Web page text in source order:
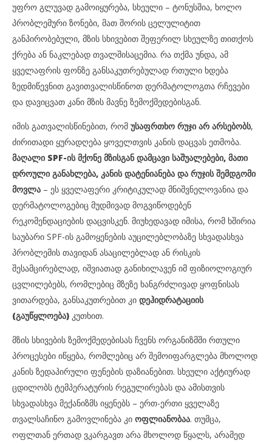
უფრო გლუვად გამოიყურება, სხეული – ტონუსშია, ხოლო
პრობლემური ზონები, მათ შორის ცელულიტით
განპირობებული, მზის სხივებით შეფერილ სხეულზე თითქოს
ქრება ან ნაკლებად თვალშისაცემია. რა თქმა უნდა, ამ
ყველაფრის ფონზე განსაკუთრებულად რთული ხდება
ზედმიწევნით გავითვალისწინოთ დერმატოლოგთა რჩევები
და დავიცვათ კანი მზის მავნე ზემოქმედებისგან.
იმის გათვალისწინებით, რომ უსაფრთხო რუჯი არ არსებობს,
ძირითადი ყურადღება ყოველთვის კანის დაცვას ეთმობა.
მაღალი SPF-ის მქონე მზისგან დამცავი საშუალებები, მათი
დროული განახლება, კანის დატენიანება და რუჯის შემდგომი
მოვლა – ეს ყველაფერი კრიტიკულად მნიშვნელოვანია და
დერმატოლოგებიც მუდმივად მოგვიწოდებენ
რეკომენდაციების დაცვისკენ. მიუხედავად იმისა, რომ ხშირია
საუბარი SPF-ის გამოყენების აუცილებლობაზე სხვადასხვა
პრობლემის თავიდან ასაცილებლად ან რისკის
შესამცირებლად, იშვიათად განიხილავენ იმ ფიზიოლოგიურ
ცვლილებებს, რომლებიც მზეზე ხანგრძლივად ყოფნისას
ვითარდება, განსაკუთრებით კი დეჰიდრატაციის
(გაუწყლოება) კუთხით.
მზის სხივების ზემოქმედებისას ჩვენს ორგანიზმში რთული
პროცესები იწყება, რომლებიც არ შემოიფარგლება მხოლოდ
კანის ზედაპირული ფენების დაზიანებით. სხეული აქტიურად
ცდილობს ტემპერატურის რეგულირებას და ამისთვის
სხვადასხვა მექანიზმს იყენებს – ერთ-ერთი ყველაზე
თვალსაჩინო გამოვლინება კი ოფლიანობაა. თუმცა,
ოფლთან ერთად ვკარგავთ არა მხოლოდ წყალს, არამედ